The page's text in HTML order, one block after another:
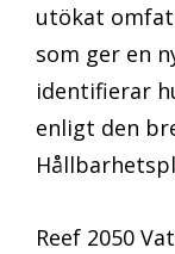
utökat
som ger en
identifierar
enligt den
Reef 2050